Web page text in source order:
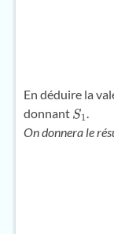
En déduire la
donnant S1.
On donnera le